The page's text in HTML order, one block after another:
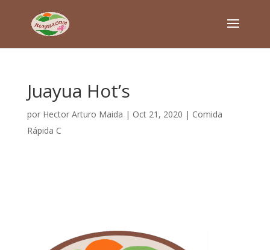
Juayua Hot’s
por Hector Arturo Maida | Oct 21, 2020 | Comida
Rápida C